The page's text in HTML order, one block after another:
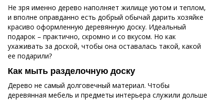
Не зря именно дерево наполняет жилище уютом и теплом,
и вполне оправданно есть добрый обычай дарить хозяйке
красиво оформленную деревянную доску. Идеальный
подарок – практично, скромно и со вкусом. Но как
ухаживать за доской, чтобы она оставалась такой, какой
ее подарили?
Как мыть разделочную доску
Дерево не самый долговечный материал. Чтобы
деревянная мебель и предметы интерьера служили дольше